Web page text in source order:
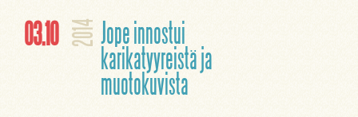
03.10 2014 Jope innostui
karikatyyreistä ja
muotokuvista